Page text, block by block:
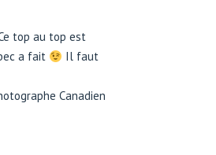
top au top est
a fait
Il faut
Canadien